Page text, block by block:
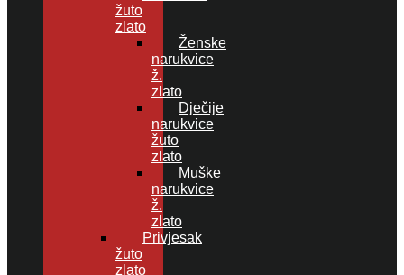
žuto
zlato
Ženske
narukvice
ž.
zlato
Dječije
narukvice
žuto
zlato
Muške
narukvice
ž.
zlato
Privjesak
žuto
zlato